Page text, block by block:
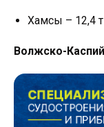
Хамсы – 12,4
Волжско-